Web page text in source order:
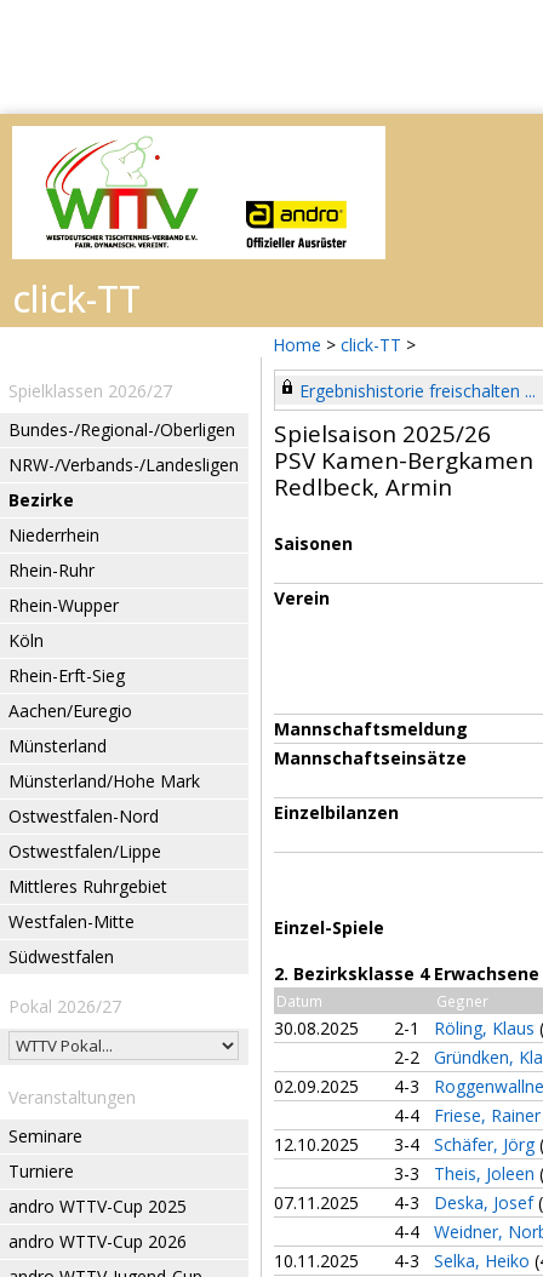
Home > click-TT >
Spielklassen 2026/27
Bundes-/Regional-/Oberligen
NRW-/Verbands-/Landesligen
Bezirke
Niederrhein
Rhein-Ruhr
Rhein-Wupper
Köln
Rhein-Erft-Sieg
Aachen/Euregio
Münsterland
Münsterland/Hohe Mark
Ostwestfalen-Nord
Ostwestfalen/Lippe
Mittleres Ruhrgebiet
Westfalen-Mitte
Südwestfalen
Pokal 2026/27
Veranstaltungen
Seminare
Turniere
andro WTTV-Cup 2025
andro WTTV-Cup 2026
Ergebnishistorie freischalten ...
Spielsaison 2025/26
PSV Kamen-Bergkamen
Redlbeck, Armin
Saisonen
Verein
Mannschaftsmeldung
Mannschaftseinsätze
Einzelbilanzen
Einzel-Spiele
2. Bezirksklasse 4
Datum Gegner
30.08.2025 2-1 Röling, Klaus
2-2
Gründken,
02.09.2025
4-3
4-4
Friese,
12.10.2025
3-4 Schäfer, Jörg
3-3
Theis, Joleen
07.11.2025
4-3 Deska, Josef
4-4
Weidner,
10.11.2025
4-3 Selka, Heiko